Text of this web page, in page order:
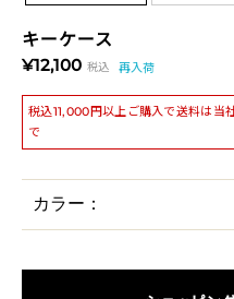
キーケース
¥12,100 税込 再入荷
税込11,000円以上ご購入で送料は当
で
カラー：